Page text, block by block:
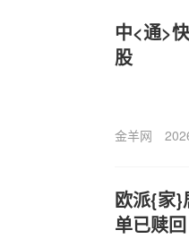
中<通>
股
金羊网
欧派{家}
单已赎回